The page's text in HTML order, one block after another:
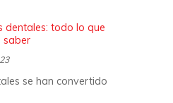
dentales: todo lo que
saber
se han convertido